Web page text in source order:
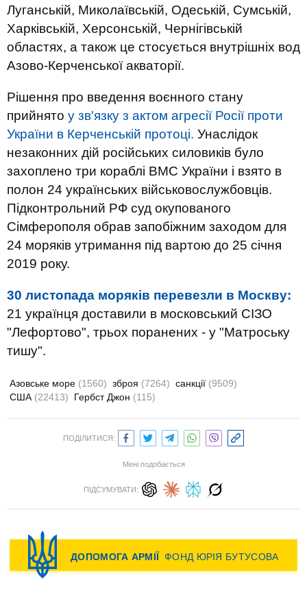
Луганській, Миколаївській, Одеській, Сумській,
Харківській, Херсонській, Чернігівській
областях, а також це стосується внутрішніх вод
Азово-Керченської акваторії.
Рішення про введення воєнного стану
прийнято у зв'язку з актом агресії Росії проти
України в Керченській протоці. Унаслідок
незаконних дій російських силовиків було
захоплено три кораблі ВМС України і взято в
полон 24 українських військовослужбовців.
Підконтрольний РФ суд окупованого
Сімферополя обрав запобіжним заходом для
24 моряків утримання під вартою до 25 січня
2019 року.
30 листопада моряків перевезли в Москву:
21 українця доставили в московський СІЗО
"Лефортово", трьох поранених - у "Матроську
тишу".
Азовське море (1560) зброя (7264) санкції (9509)
США (22413) Гербст Джон (115)
ПОДІЛИТИСЯ:
Мені подобається
ПІДСУМУВАТИ: